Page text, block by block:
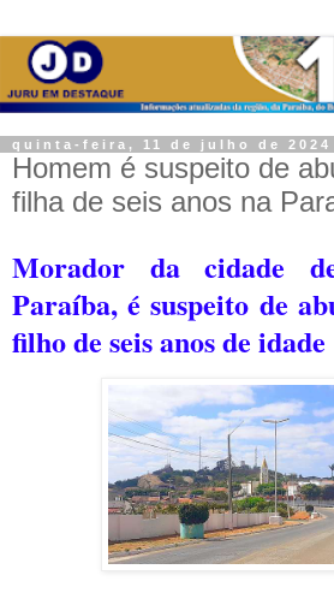
quinta-feira, 11 de julho de 2024
Homem é suspeito de
filha de seis anos na
Morador da cidade
Paraíba, é suspeito de
filho de seis anos de idade